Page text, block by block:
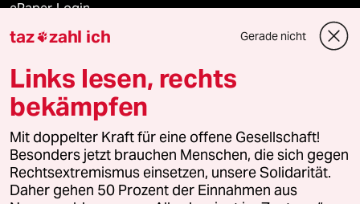
ePaper Login
Downloads für Abonnierende
© 2026 taz Verlags und Vertriebs GmbH
Alle Rechte vorbehalten. Bei rechtlichen Fragen oder für Genehmigungen
wenden Sie sich bitte an
lizenzen@taz.de
Feedback Redaktionsstatut Kommune-Richtlinien
taz zahl ich Gerade nicht
Links lesen, rechts
bekämpfen
Mit doppelter Kraft für eine offene Gesellschaft!
Besonders jetzt brauchen Menschen, die sich gegen
Rechtsextremismus einsetzen, unsere Solidarität.
Daher gehen 50 Prozent der Einnahmen aus